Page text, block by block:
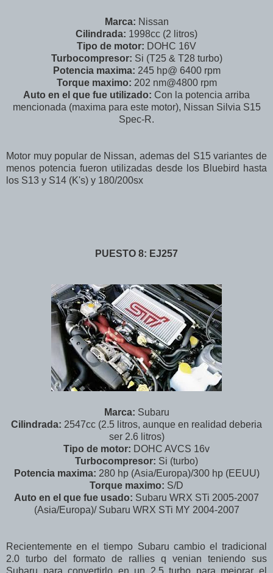
Marca: Nissan
Cilindrada: 1998cc (2 litros)
Tipo de motor: DOHC 16V
Turbocompresor: Si (T25 & T28 turbo)
Potencia maxima: 245 hp@ 6400 rpm
Torque maximo: 202 nm@4800 rpm
Auto en el que fue utilizado: Con la potencia arriba
mencionada (maxima para este motor), Nissan Silvia S15
Spec-R.
Motor muy popular de Nissan, ademas del S15 variantes de
menos potencia fueron utilizadas desde los Bluebird hasta
los S13 y S14 (K's) y 180/200sx
PUESTO 8: EJ257
Marca: Subaru
Cilindrada: 2547cc (2.5 litros, aunque en realidad deberia
ser 2.6 litros)
Tipo de motor: DOHC AVCS 16v
Turbocompresor: Si (turbo)
Potencia maxima: 280 hp (Asia/Europa)/300 hp (EEUU)
Torque maximo: S/D
Auto en el que fue usado: Subaru WRX STi 2005-2007
(Asia/Europa)/ Subaru WRX STi MY 2004-2007
Recientemente en el tiempo Subaru cambio el tradicional
2.0 turbo del formato de rallies q venian teniendo sus